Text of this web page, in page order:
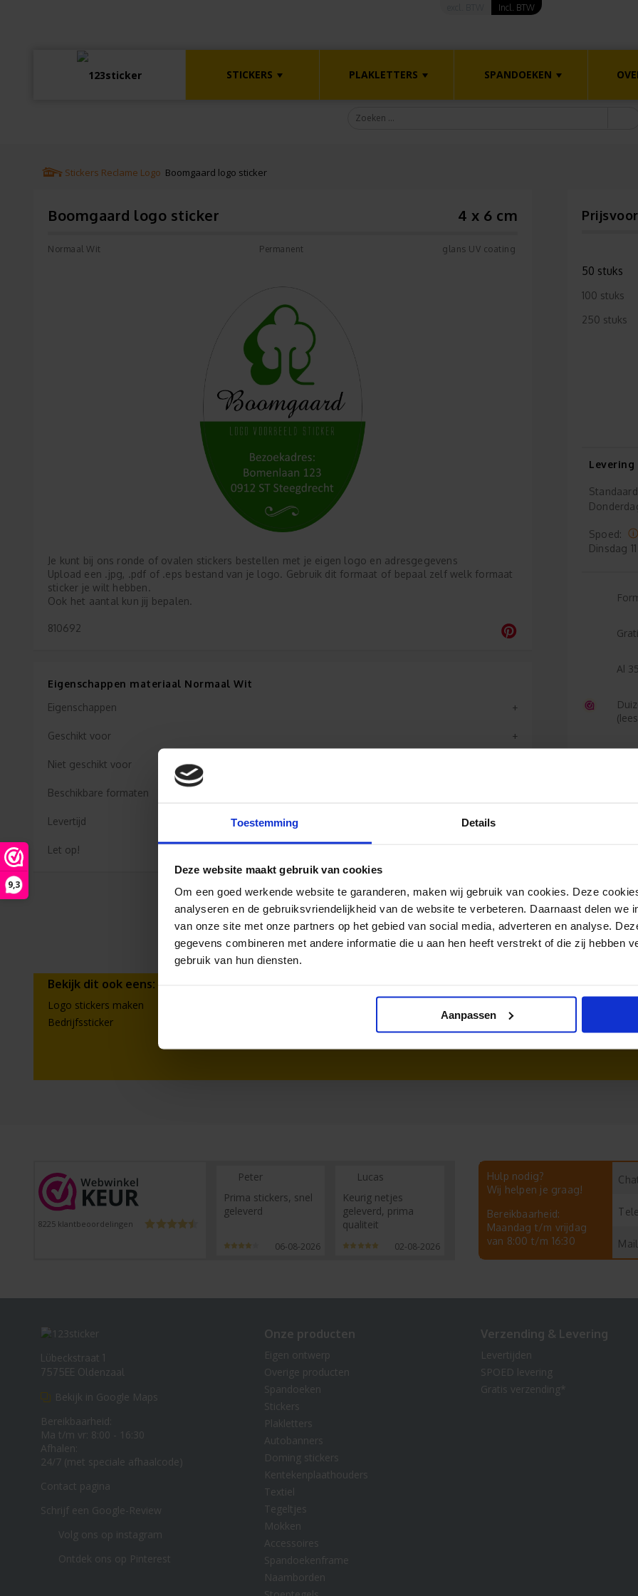
9,3
Toestemming Details
Deze website maakt gebruik van cookies
Om een goed werkende website te garanderen, maken wij gebruik van cookies. Deze
analyseren en de gebruiksvriendelijkheid van de website te verbeteren. Daarnaast delen we
van onze site met onze partners op het gebied van social media, adverteren en analyse.
gegevens combineren met andere informatie die u aan hen heeft verstrekt of die zij hebben
gebruik van hun diensten.
Aanpassen
STICKERS PLAKLETTERS SPANDOEKEN
Incl. BTW
Stickers Reclame Logo Boomgaard logo sticker
Boomgaard logo sticker 4 x 6 cm
Normaal Wit Permanent glans UV coating
Je kunt bij ons ronde of ovalen stickers bestellen met je eigen logo en adresgegevens
Upload een .jpg, .pdf of .eps bestand van je logo. Gebruik dit formaat of bepaal zelf welk formaat
sticker je wilt hebben.
Ook het aantal kun jij bepalen.
810692
Eigenschappen materiaal Normaal Wit
Eigenschappen
Geschikt voor
Niet geschikt voor
Beschikbare formaten
Levertijd
Let op!
50 stuks
100 stuks
250 stuks
Levering
Spoed:
Dinsdag
Al
Zeer
levering.
<
Bekijk dit ook eens:
Logo stickers maken
Bedrijfssticker
8225 klantbeoordelingen
Peter
Prima stickers, snel
geleverd
06-08-2026
Lucas
Keurig netjes
geleverd, prima
qualiteit
02-08-2026
Hulp nodig?
Wij helpen je graag!
Bereikbaarheid:
Maandag t/m vrijdag
van 8:00 t/m 16:30
Lübeckstraat 1
7575EE Oldenzaal
Bekijk in Google Maps
Bereikbaarheid:
Ma t/m vr: 8:00 - 16:30
Afhalen:
24/7 (met speciale afhaalcode)
Contact pagina
Schrijf een Google-Review
Volg ons op instagram
Ontdek ons op Pinterest
Onze producten
Eigen ontwerp
Overige producten
Spandoeken
Stickers
Plakletters
Autobanners
Doming stickers
Kentekenplaathouders
Textiel
Tegeltjes
Mokken
Accessoires
Spandoekenframe
Naamborden
Verzending & Levering
Levertijden
SPOED levering
Gratis verzending*